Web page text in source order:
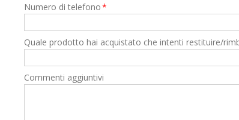
Numero di telefono*
Quale prodotto hai acquistato che intenti restituire/
Commenti aggiuntivi